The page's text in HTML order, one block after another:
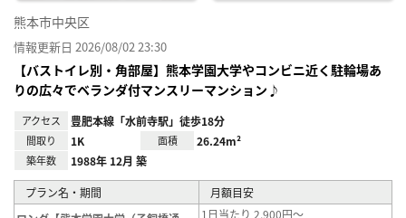
熊本市中央区
情報更新日 2026/08/02 23:30
【バストイレ別・角部屋】熊本学園大学やコンビニ近く駐輪場あ
りの広々でベランダ付マンスリーマンション♪
アクセス 豊肥本線「水前寺駅」徒歩18分
間取り 1K 面積 26.24m²
築年数 1988年 12月 築
プラン名・期間
月額目安
1日当たり 2,900円～